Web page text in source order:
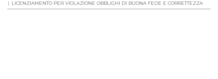
LICENZIAMENTO PER VIOLAZIONE OBBLIGHI DI BUONA FEDE E CORRETTEZZA